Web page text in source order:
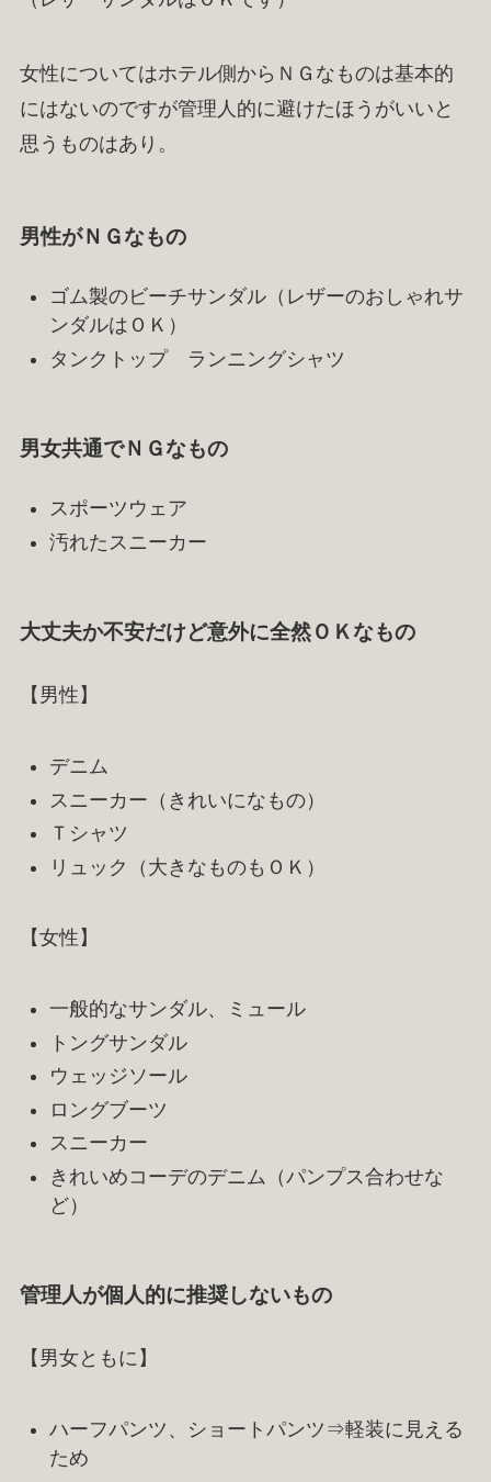
女性についてはホテル側からＮＧなものは基本的
にはないのですが管理人的に避けたほうがいいと
思うものはあり。
男性がＮＧなもの
ゴム製のビーチサンダル（レザーのおしゃれサ
ンダルはＯＫ）
タンクトップ ランニングシャツ
男女共通でＮＧなもの
スポーツウェア
汚れたスニーカー
大丈夫か不安だけど意外に全然ＯＫなもの
【男性】
デニム
スニーカー（きれいになもの）
Ｔシャツ
リュック（大きなものもＯＫ）
【女性】
一般的なサンダル、ミュール
トングサンダル
ウェッジソール
ロングブーツ
スニーカー
きれいめコーデのデニム（パンプス合わせな
ど）
管理人が個人的に推奨しないもの
【男女ともに】
ハーフパンツ、ショートパンツ⇒軽装に見える
ため